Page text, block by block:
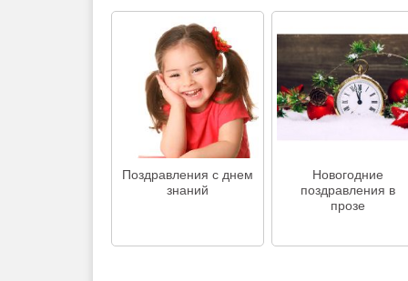
Поздравления с днем
знаний
Новогодние
поздравления в
прозе